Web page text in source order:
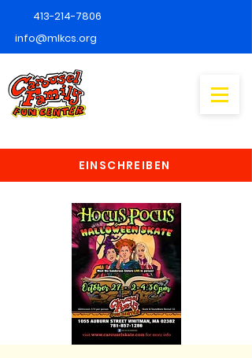
413-214-7806
info@mlkcs.org
EINSCHREIBEN